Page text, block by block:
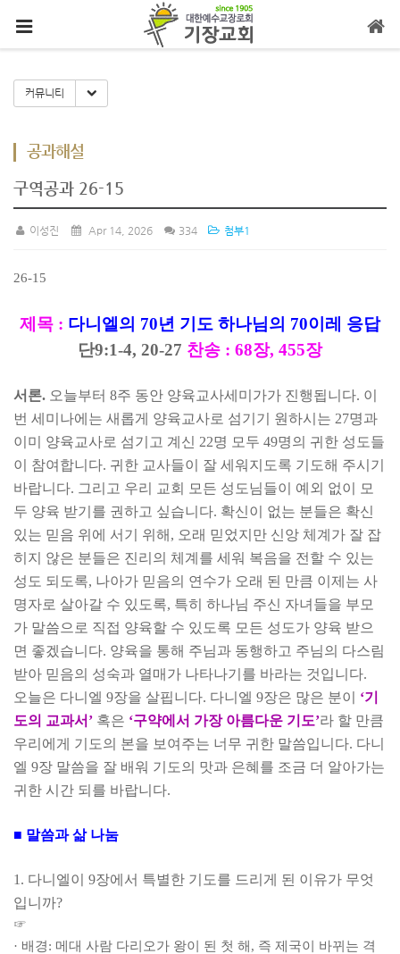
커뮤니티 Toggle Dropdown
공과해설
구역공과 26-15
이성진 Apr 14, 2026 334 첨부1
26-15
제목 : 다니엘의 70년 기도 하나님의 70이레 응답
단9:1-4, 20-27 찬송 : 68장, 455장
서론. 오늘부터 8주 동안 양육교사세미가가 진행됩니다. 이
번 세미나에는 새롭게 양육교사로 섬기기 원하시는 27명과
이미 양육교사로 섬기고 계신 22명 모두 49명의 귀한 성도들
이 참여합니다. 귀한 교사들이 잘 세워지도록 기도해 주시기
바랍니다. 그리고 우리 교회 모든 성도님들이 예외 없이 모
두 양육 받기를 권하고 싶습니다. 확신이 없는 분들은 확신
있는 믿음 위에 서기 위해 , 오래 믿었지만 신앙 체계가 잘 잡
히지 않은 분들은 진리의 체계를 세워 복음을 전할 수 있는
성도 되도록, 나아가 믿음의 연수가 오래 된 만큼 이제는 사
명자로 살아갈 수 있도록, 특히 하나님 주신 자녀들을 부모
가 말씀으로 직접 양육할 수 있도록 모든 성도가 양육 받으
면 좋겠습니다. 양육을 통해 주님과 동행하고 주님의 다스림
받아 믿음의 성숙과 열매가 나타나기를 바라는 것입니다.
오늘은 다니엘 9장을 살핍니다. 다니엘 9장은 많은 분이 ‘기
도의 교과서 ’ 혹은 ‘구약에서 가장 아름다운 기도’라 할 만큼
우리에게 기도의 본을 보여주는 너무 귀한 말씀입니다. 다니
엘 9장 말씀을 잘 배워 기도의 맛과 은혜를 조금 더 알아가는
귀한 시간 되를 바랍니다.
■ 말씀과 삶 나눔
1. 다니엘이 9장에서 특별한 기도를 드리게 된 이유가 무엇
입니까?
☞
· 배경: 메대 사람 다리오가 왕이 된 첫 해 , 즉 제국이 바뀌는 격